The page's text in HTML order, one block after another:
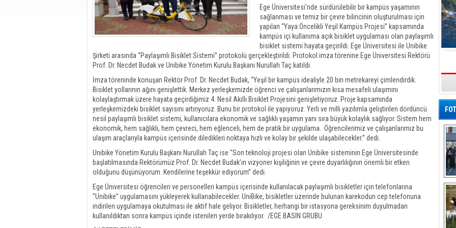
Ege Üniversitesi’nde sürdürülebilir bir kampüs yaşamının
sağlanması ve temiz bir çevre bilincinin oluşturulması için
yapılan “Yaya Öncelikli Yeşil Kampüs Projesi” kapsamında
kampüs içi kullanıma açık bisiklet uygulaması olan paylaşımlı
bisiklet sistemi hayata geçirildi. Ege Üniversitesi ile Unibike
Şirketi arasında “Paylaşımlı Bisiklet Sistemi” protokolü gerçekleştirildi. Protokol imza törenine Ege Üniversitesi Rektörü
Prof. Dr. Necdet Budak ve Unibike Yönetim Kurulu Başkanı Nurullah Taç katıldı.
İmza töreninde konuşan Rektör Prof. Dr. Necdet Budak, “Yeşil bir kampüs idealiyle 20 bin metrekareyi çimlendirdik.
Bisiklet yollarının ağını genişlettik. Merkez yerleşkemizde öğrenci ve çalışanlarımızın kısa mesafeli ulaşımını
kolaylaştırmak üzere hayata geçirdiğimiz 4. Nesil Akıllı Bisiklet Projesini genişletiyoruz. Proje kapsamında
yerleşkemizdeki bisiklet sayısını artırıyoruz. Bunu bir protokol ile yapıyoruz. Yerli ve milli yazılımla geliştirilen dördüncü
nesil paylaşımlı bisiklet sistemi, kullanıcılara ekonomik ve sağlıklı yaşamın yanı sıra büyük kolaylık sağlıyor. Sistem hem
ekonomik, hem sağlıklı, hem çevreci, hem eğlenceli, hem de pratik bir uygulama. Öğrencilerimiz ve çalışanlarımız bu
ulaşım araçlarıyla kampüs içerisinde diledikleri noktaya hızlı ve kolay bir şekilde ulaşabilecekler.” dedi.
Unibike Yönetim Kurulu Başkanı Nurullah Taç ise “Son teknoloji projesi olan Unibike sisteminin Ege Üniversitesinde
başlatılmasında Rektörümüz Prof. Dr. Necdet Budak’ın vizyoner kişiliğinin ve çevre duyarlılığının önemli bir etken
olduğunu düşünüyorum. Kendilerine teşekkür ediyorum” dedi.
Ege Üniversitesi öğrencileri ve personelleri kampüs içerisinde kullanılacak paylaşımlı bisikletler için telefonlarına
“Unibike” uygulamasını yükleyerek kullanabilecekler. UniBike, bisikletler üzerinde bulunan karekodun cep telefonuna
indirilen uygulamaya okutulması ile aktif hale geliyor. Bisikletler, herhangi bir istasyona gereksinim duyulmadan
kullanıldıktan sonra kampüs içinde istenilen yerde bırakılıyor. /EGE BASIN GRUBU